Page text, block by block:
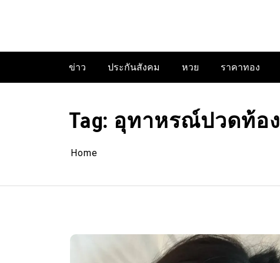
ข่าว ประกันสังคม หวย ราคาทอง
Tag: อุทาหรณ์ปวดท้อง
Home